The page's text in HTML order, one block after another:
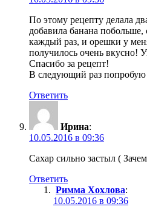
По этому рецепту делала
добавила банана побольше,
каждый раз, и орешки у
получилось очень вкусно!
Спасибо за рецепт!
В следующий раз попробую
Ответить
Ирина:
10.05.2016 в 09:36
Сахар сильно застыл (
Ответить
Римма Хохлова:
10.05.2016 в 09:36